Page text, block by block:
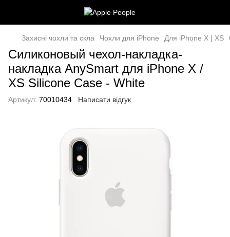
Захисні чохли та скла Чохли для iPhone Для iPhone X | XS
Силиконовый чехол-накладка-
накладка AnySmart для iPhone X /
XS Silicone Case - White
Артикул: 70010434 Написати відгук